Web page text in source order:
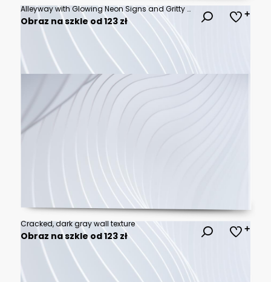
Alleyway with Glowing Neon Signs and Gritty Atmosphere
Obraz na szkle od 123 zł
Cracked, dark gray wall texture
Obraz na szkle od 123 zł